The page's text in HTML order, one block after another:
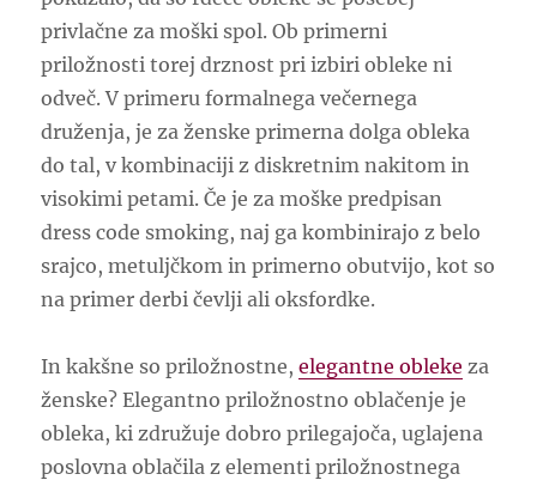
privlačne za moški spol. Ob primerni
priložnosti torej drznost pri izbiri obleke ni
odveč. V primeru formalnega večernega
druženja, je za ženske primerna dolga obleka
do tal, v kombinaciji z diskretnim nakitom in
visokimi petami. Če je za moške predpisan
dress code smoking, naj ga kombinirajo z belo
srajco, metuljčkom in primerno obutvijo, kot so
na primer derbi čevlji ali oksfordke.
In kakšne so priložnostne,elegantne obleke za
ženske? Elegantno priložnostno oblačenje je
obleka, ki združuje dobro prilegajoča, uglajena
poslovna oblačila z elementi priložnostnega